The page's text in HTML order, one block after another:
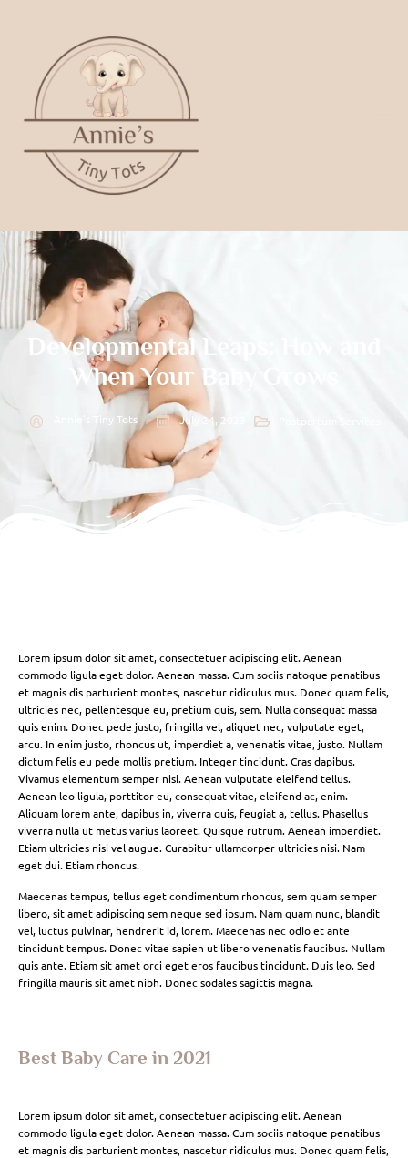
Developmental Leaps: How and
When Your Baby Grows
Annie's Tiny Tots July 24, 2023
Lorem ipsum dolor sit amet, consectetuer adipiscing elit. Aenean
commodo ligula eget dolor. Aenean massa. Cum sociis natoque penatibus
et magnis dis parturient montes, nascetur ridiculus mus. Donec quam felis,
ultricies nec, pellentesque eu, pretium quis, sem. Nulla consequat massa
quis enim. Donec pede justo, fringilla vel, aliquet nec, vulputate eget,
arcu. In enim justo, rhoncus ut, imperdiet a, venenatis vitae, justo. Nullam
dictum felis eu pede mollis pretium. Integer tincidunt. Cras dapibus.
Vivamus elementum semper nisi. Aenean vulputate eleifend tellus.
Aenean leo ligula, porttitor eu, consequat vitae, eleifend ac, enim.
Aliquam lorem ante, dapibus in, viverra quis, feugiat a, tellus. Phasellus
viverra nulla ut metus varius laoreet. Quisque rutrum. Aenean imperdiet.
Etiam ultricies nisi vel augue. Curabitur ullamcorper ultricies nisi. Nam
eget dui. Etiam rhoncus.
Maecenas tempus, tellus eget condimentum rhoncus, sem quam semper
libero, sit amet adipiscing sem neque sed ipsum. Nam quam nunc, blandit
vel, luctus pulvinar, hendrerit id, lorem. Maecenas nec odio et ante
tincidunt tempus. Donec vitae sapien ut libero venenatis faucibus. Nullam
quis ante. Etiam sit amet orci eget eros faucibus tincidunt. Duis leo. Sed
fringilla mauris sit amet nibh. Donec sodales sagittis magna.
Best Baby Care in 2021
Lorem ipsum dolor sit amet, consectetuer adipiscing elit. Aenean
commodo ligula eget dolor. Aenean massa. Cum sociis natoque penatibus
et magnis dis parturient montes, nascetur ridiculus mus. Donec quam felis,